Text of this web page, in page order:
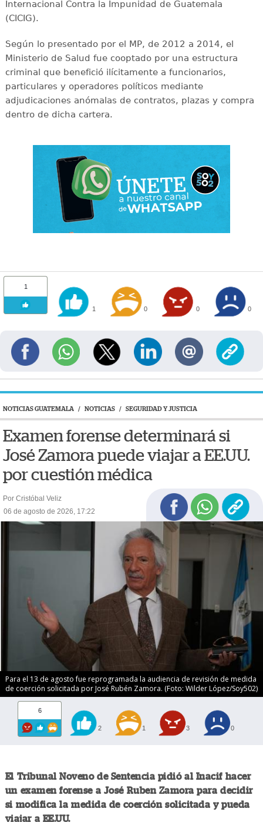
Internacional Contra la Impunidad de Guatemala
(CICIG).
Según lo presentado por el MP, de 2012 a 2014, el
Ministerio de Salud fue cooptado por una estructura
criminal que benefició ilícitamente a funcionarios,
particulares y operadores políticos mediante
adjudicaciones anómalas de contratos, plazas y compra
dentro de dicha cartera.
1
1 0 0 0
NOTICIAS GUATEMALA / NOTICIAS / SEGURIDAD Y JUSTICIA
Examen forense determinará si
José Zamora puede viajar a EE.UU.
por cuestión médica
Por Cristóbal Veliz
06 de agosto de 2026, 17:22
Para el 13 de agosto fue reprogramada la audiencia de revisión de medida
de coerción solicitada por José Rubén Zamora. (Foto: Wilder López/Soy502)
6
2 1 3 0
El Tribunal Noveno de Sentencia pidió al Inacif hacer
un examen forense a José Ruben Zamora para decidir
si modifica la medida de coerción solicitada y pueda
viajar a EE.UU.